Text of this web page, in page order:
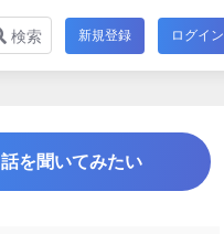
検索 新規登録 ログイン
話を聞いてみたい